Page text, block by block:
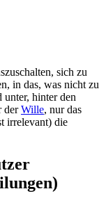
sich zu
in das, was nicht zu
unter, hinter den
derWille, nur das
irrelevant) die